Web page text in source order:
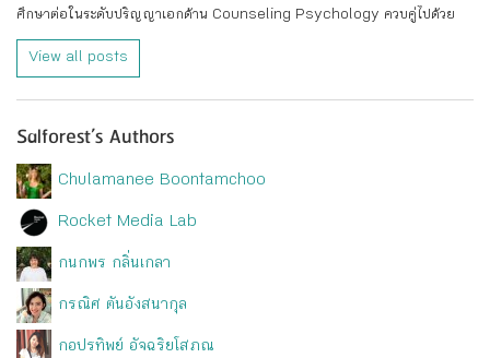
ศึกษาต่อในระดับปริญญาเอกด้าน Counseling Psychology ควบคู่ไปด้วย
View all posts
Salforest’s Authors
Chulamanee Boontamchoo
Rocket Media Lab
กนกพร กลิ่นเกลา
กรณิศ ตันอังสนากุล
กอปรทิพย์ อัจฉริยโสภณ